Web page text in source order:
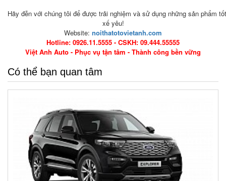
Hãy đễn với chúng tôi để được trải nghiệm và sử dụng những sản phẩm
xế yêu!
Website: noithatotovietanh.com
Hotline: 0926.11.5555 - CSKH: 09.444.55555
Việt Anh Auto - Phục vụ tận tâm - Thành công bền vững
Có thể bạn quan tâm